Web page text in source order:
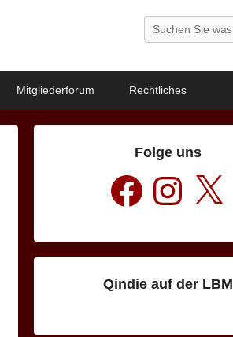
Search
Mitgliederforum Rechtliches
Folge uns
Facebook Instagram
Qindie auf der LBM